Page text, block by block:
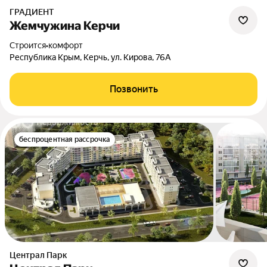
ГРАДИЕНТ
Жемчужина Керчи
Строится•комфорт
Республика Крым, Керчь, ул. Кирова, 76А
Позвонить
беспроцентная рассрочка
Централ Парк